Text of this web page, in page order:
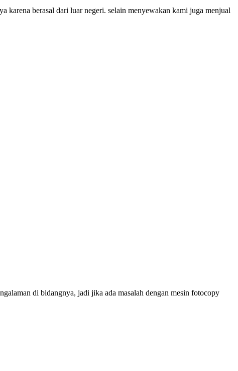
karena berasal dari luar negeri. selain menyewakan kami juga menjual
di bidangnya, jadi jika ada masalah dengan mesin fotocopy